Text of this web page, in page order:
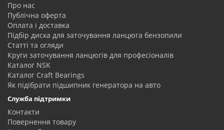
Про нас
Публічна оферта
Оплата і доставка
Підбір диска для заточування ланцюга бензопили
Статті та огляди
Круги заточування ланцюгів для професіоналів
Каталог NSK
Каталог Craft Bearings
Як підібрати підшипник генератора на авто
Служба підтримки
Контакти
Повернення товару